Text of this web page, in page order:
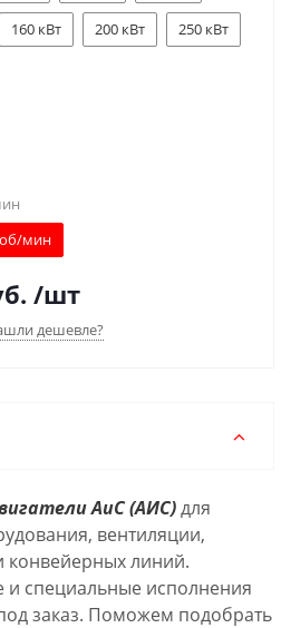
160 кВт 200 кВт 250 кВт
об/мин
/шт
дешевле?
АиС (АИС)для
вентиляции,
конвейерных линий.
и специальные исполнения
заказ. Поможем подобрать